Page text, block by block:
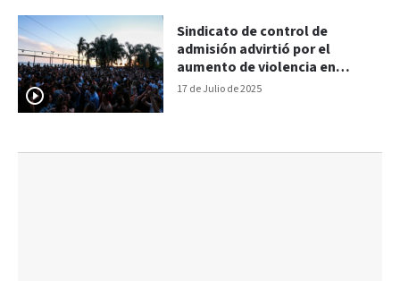
17 de Julio de 2025
Sindicato de control de
admisión advirtió por el
aumento de violencia en
eventos nocturnos